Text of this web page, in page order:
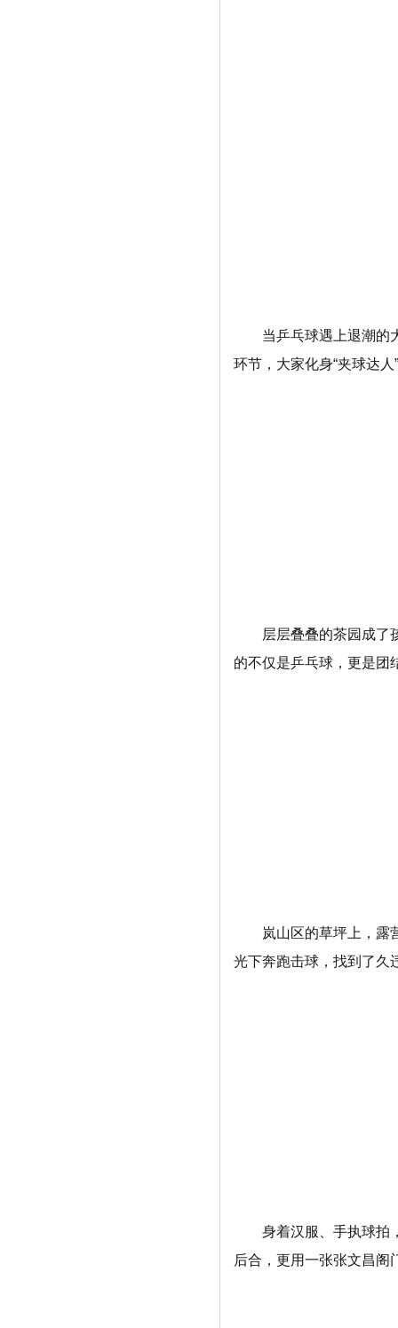
当乒乓球遇上退潮的
环节，大家化身“夹球达
层层叠叠的茶园成了
的不仅是乒乓球，更是团
岚山区的草坪上，露
光下奔跑击球，找到了久
身着汉服、手执球拍
后合，更用一张张文昌阁